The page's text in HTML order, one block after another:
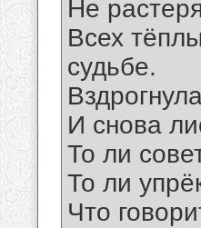
Не
Всех
судьбе.
И снова
То ли
То ли
Что